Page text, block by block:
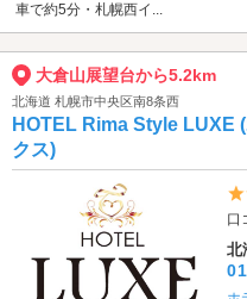
車で約5分・札幌西イ...
大倉山展望台から5.2km
北海道 札幌市中央区南8条西
HOTEL Rima Style LUXE
クス)
口
北